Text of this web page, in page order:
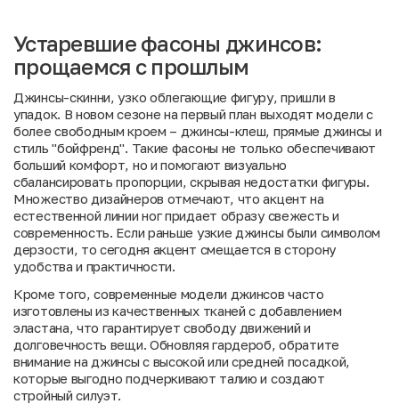
Устаревшие фасоны джинсов:
прощаемся с прошлым
Джинсы-скинни, узко облегающие фигуру, пришли в
упадок. В новом сезоне на первый план выходят модели с
более свободным кроем – джинсы-клеш, прямые джинсы и
стиль "бойфренд". Такие фасоны не только обеспечивают
больший комфорт, но и помогают визуально
сбалансировать пропорции, скрывая недостатки фигуры.
Множество дизайнеров отмечают, что акцент на
естественной линии ног придает образу свежесть и
современность. Если раньше узкие джинсы были символом
дерзости, то сегодня акцент смещается в сторону
удобства и практичности.
Кроме того, современные модели джинсов часто
изготовлены из качественных тканей с добавлением
эластана, что гарантирует свободу движений и
долговечность вещи. Обновляя гардероб, обратите
внимание на джинсы с высокой или средней посадкой,
которые выгодно подчеркивают талию и создают
стройный силуэт.